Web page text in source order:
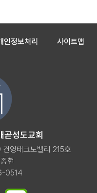
인정보처리 사이트맵
곧성도교회
영태크노밸리 215호
현
0514